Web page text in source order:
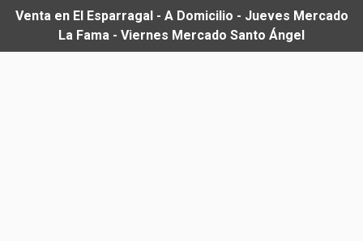
Venta en El Esparragal - A Domicilio - Jueves Mercado
La Fama - Viernes Mercado Santo Ángel